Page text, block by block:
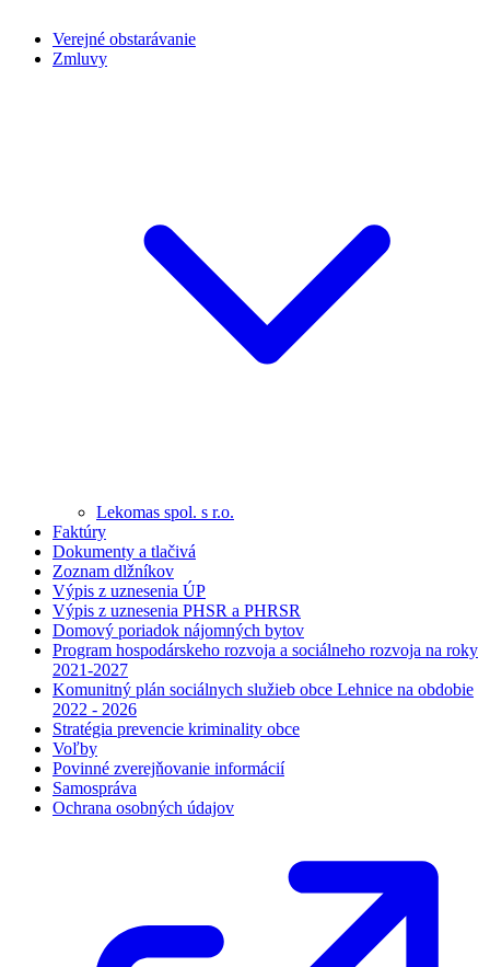
Verejné obstarávanie
Zmluvy
Lekomas spol. s r.o.
Faktúry
Dokumenty a tlačivá
Zoznam dlžníkov
Výpis z uznesenia ÚP
Výpis z uznesenia PHSR a PHRSR
Domový poriadok nájomných bytov
Program hospodárskeho rozvoja a sociálneho rozvoja na roky
2021-2027
Komunitný plán sociálnych služieb obce Lehnice na obdobie
2022 - 2026
Stratégia prevencie kriminality obce
Voľby
Povinné zverejňovanie informácií
Samospráva
Ochrana osobných údajov